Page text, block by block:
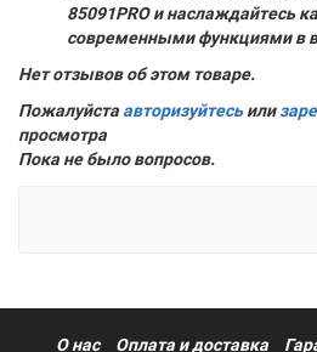
85091PRO и наслаждайтесь
современными функциями в
Нет отзывов об этом товаре.
Пожалуйста авторизуйтесьили
просмотра
Пока не было вопросов.
О нас Оплата и доставка